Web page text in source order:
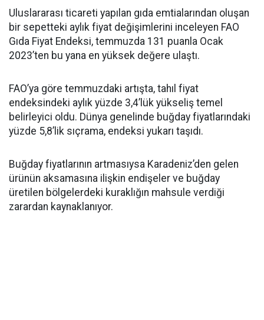
Uluslararası ticareti yapılan gıda emtialarından oluşan
bir sepetteki aylık fiyat değişimlerini inceleyen FAO
Gıda Fiyat Endeksi, temmuzda 131 puanla Ocak
2023’ten bu yana en yüksek değere ulaştı.
FAO’ya göre temmuzdaki artışta, tahıl fiyat
endeksindeki aylık yüzde 3,4’lük yükseliş temel
belirleyici oldu. Dünya genelinde buğday fiyatlarındaki
yüzde 5,8’lik sıçrama, endeksi yukarı taşıdı.
Buğday fiyatlarının artmasıysa Karadeniz’den gelen
ürünün aksamasına ilişkin endişeler ve buğday
üretilen bölgelerdeki kuraklığın mahsule verdiği
zarardan kaynaklanıyor.